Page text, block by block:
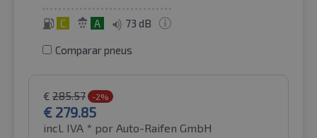
C A 73 dB
Comparar pneus
€ 285.57 -2%
€ 279.85
incl. IVA * por Auto-Raifen GmbH